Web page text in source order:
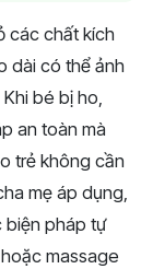
các chất kích
dài có thể ảnh
bé bị ho,
an toàn mà
trẻ không cần
mẹ áp dụng,
biện pháp tự
massage